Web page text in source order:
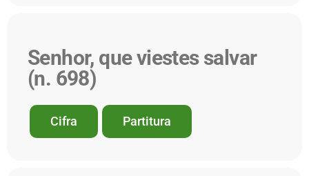
Senhor, que viestes salvar
(n. 698)
Cifra Partitura